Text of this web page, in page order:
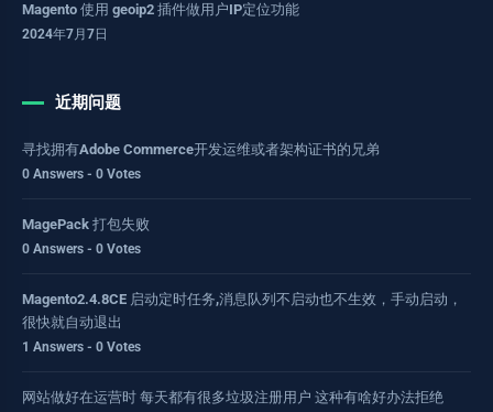
Magento 使用 geoip2 插件做用户IP定位功能
2024年7月7日
近期问题
寻找拥有Adobe Commerce开发运维或者架构证书的兄弟
0 Answers - 0 Votes
MagePack 打包失败
0 Answers - 0 Votes
Magento2.4.8CE 启动定时任务,消息队列不启动也不生效，手动启动，
很快就自动退出
1 Answers - 0 Votes
网站做好在运营时 每天都有很多垃圾注册用户 这种有啥好办法拒绝